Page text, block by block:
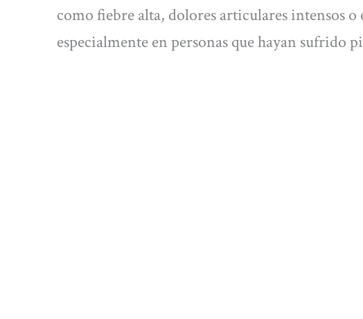
como fiebre alta, dolores articulares intensos o
especialmente en personas que hayan sufrido